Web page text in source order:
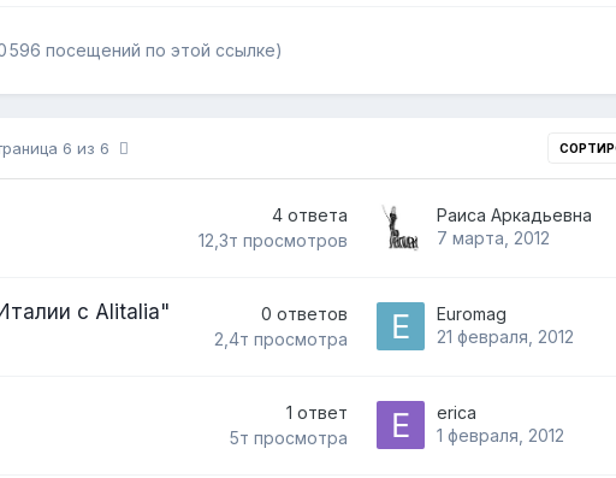
596 посещений по этой ссылке)
6 из 6
4 ответа
12,3т просмотров
Раиса Аркадьевна
7 марта, 2012
с Alitalia" 0 ответов
2,4т просмотра
Euromag
21 февраля, 2012
1 ответ
5т просмотра
erica
1 февраля, 2012